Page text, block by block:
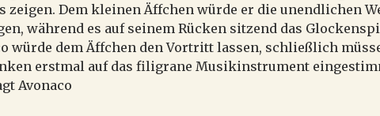
zeigen. Dem kleinen Äffchen würde er die unendlichen
während es auf seinem Rücken sitzend das
würde dem Äffchen den Vortritt lassen, schließlich
erstmal auf das filigrane Musikinstrument
Avonaco